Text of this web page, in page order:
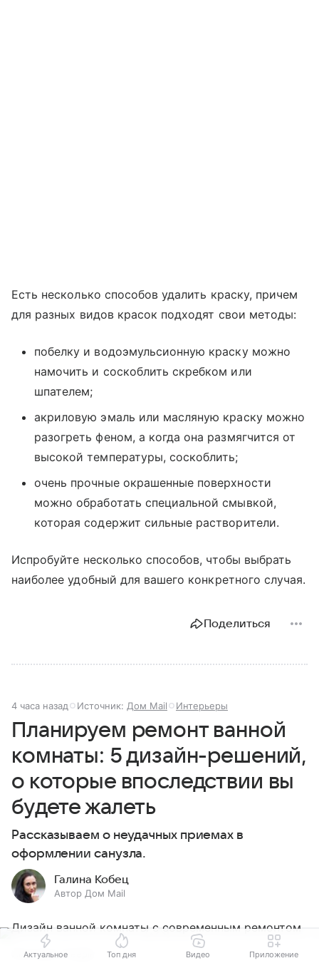
Есть несколько способов удалить краску, причем
для разных видов красок подходят свои методы:
побелку и водоэмульсионную краску можно
намочить и соскоблить скребком или
шпателем;
акриловую эмаль или масляную краску можно
разогреть феном, а когда она размягчится от
высокой температуры, соскоблить;
очень прочные окрашенные поверхности
можно обработать специальной смывкой,
которая содержит сильные растворители.
Испробуйте несколько способов, чтобы выбрать
наиболее удобный для вашего конкретного случая.
Поделиться
4 часа назад Источник: Дом Mail Интерьеры
Планируем ремонт ванной
комнаты: 5 дизайн-решений,
о которые впоследствии вы
будете жалеть
Рассказываем о неудачных приемах в
оформлении санузла.
Галина Кобец
Автор Дом Mail
Источник: Freepik
Актуальное Топ дня Видео Приложение